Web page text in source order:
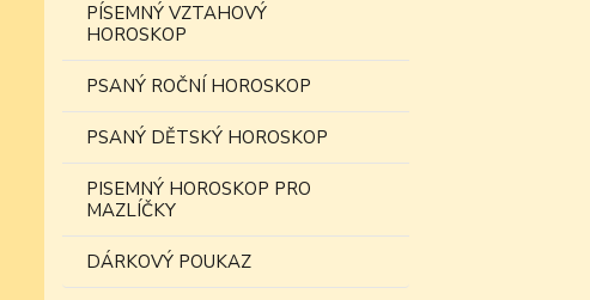
PÍSEMNÝ VZTAHOVÝ
HOROSKOP
PSANÝ ROČNÍ HOROSKOP
PSANÝ DĚTSKÝ HOROSKOP
PISEMNÝ HOROSKOP PRO
MAZLÍČKY
DÁRKOVÝ POUKAZ